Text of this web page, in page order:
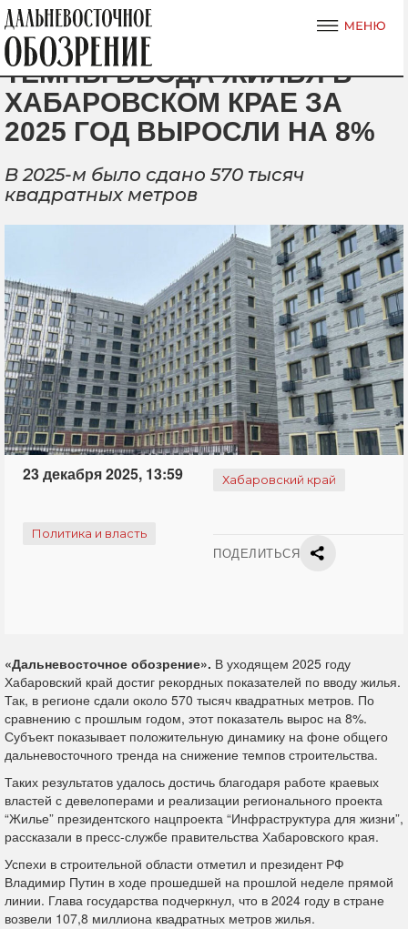
ТЕМПЫ ВВОДА ЖИЛЬЯ В
ХАБАРОВСКОМ КРАЕ ЗА
2025 ГОД ВЫРОСЛИ НА 8%
В 2025-м было сдано 570 тысяч
квадратных метров
23 декабря 2025, 13:59 Хабаровский край
Политика и власть
ПОДЕЛИТЬСЯ
«Дальневосточное обозрение». В уходящем 2025 году
Хабаровский край достиг рекордных показателей по вводу жилья.
Так, в регионе сдали около 570 тысяч квадратных метров. По
сравнению с прошлым годом, этот показатель вырос на 8%.
Субъект показывает положительную динамику на фоне общего
дальневосточного тренда на снижение темпов строительства.
Таких результатов удалось достичь благодаря работе краевых
властей с девелоперами и реализации регионального проекта
“Жилье” президентского нацпроекта “Инфраструктура для жизни”,
рассказали в пресс-службе правительства Хабаровского края.
Успехи в строительной области отметил и президент РФ
Владимир Путин в ходе прошедшей на прошлой неделе прямой
линии. Глава государства подчеркнул, что в 2024 году в стране
возвели 107,8 миллиона квадратных метров жилья.